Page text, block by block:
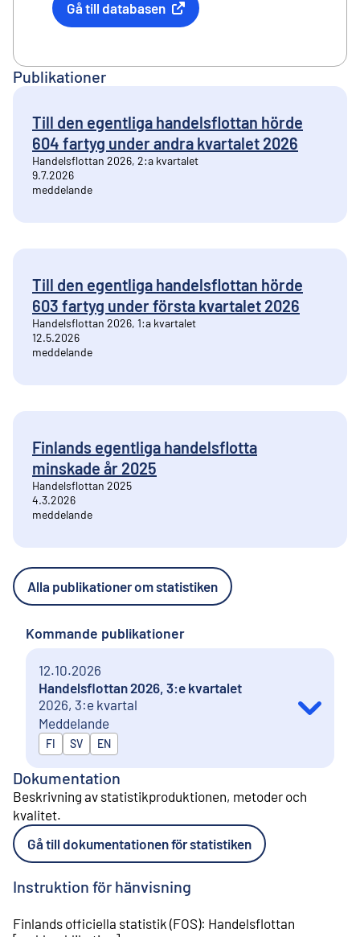
Gå till databasen
Extern länk
Publikationer
Till den egentliga handelsflottan hörde
604 fartyg under andra kvartalet 2026
Handelsflottan 2026, 2:a kvartalet
9.7.2026
meddelande
Till den egentliga handelsflottan hörde
603 fartyg under första kvartalet 2026
Handelsflottan 2026, 1:a kvartalet
12.5.2026
meddelande
Finlands egentliga handelsflotta
minskade år 2025
Handelsflottan 2025
4.3.2026
meddelande
Alla publikationer om statistiken
Kommande publikationer
12.10.2026
Handelsflottan 2026, 3:e kvartalet
2026, 3:e kvartal
Meddelande
Publiceras på
FI SV EN
Dokumentation
Beskrivning av statistikproduktionen, metoder och
kvalitet.
Gå till dokumentationen för statistiken
Instruktion för hänvisning
Finlands officiella statistik (FOS): Handelsflottan